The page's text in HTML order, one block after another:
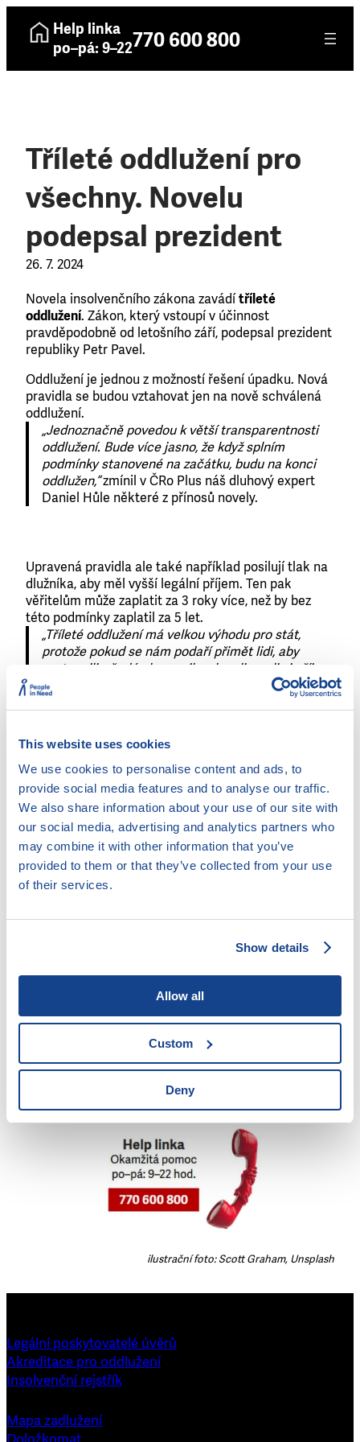
This website uses cookies
We use cookies to personalise content and ads, to
provide social media features and to analyse our traffic.
We also share information about your use of our site with
our social media, advertising and analytics partners who
may combine it with other information that you’ve
provided to them or that they’ve collected from your use
of their services.
Show details
Allow all
Custom
Deny
Help linka
po–pá: 9–22770 600 800
Tříleté oddlužení pro
všechny. Novelu
podepsal prezident
26. 7. 2024
Novela insolvenčního zákona zavádítříleté
oddlužení. Zákon, který vstoupí v účinnost
pravděpodobně od letošního září, podepsal prezident
republiky Petr Pavel.
Oddlužení je jednou z možností řešení úpadku. Nová
pravidla se budou vztahovat jen na nově schválená
oddlužení.
„Jednoznačně povedou k větší transparentnosti
oddlužení. Bude více jasno, že když splním
podmínky stanovené na začátku, budu na konci
oddlužen,“zmínil v ČRo Plus náš dluhový expert
Daniel Hůle některé z přínosů novely.
Upravená pravidla ale také například posilují tlak na
dlužníka, aby měl vyšší legální příjem. Ten pak
věřitelům může zaplatit za 3 roky více, než by bez
této podmínky zaplatil za 5 let.
„Tříleté oddlužení má velkou výhodu pro stát,
protože pokud se nám podaří přimět lidi, aby
vystoupili z šedé ekonomiky, zlegalizovali si příjem
a vstoupili do oddlužení, pak stát i u člověka, který
Dosud byl základním předpokladem oddlužení
během pěti let uhrazení aspoň 30 % dluhů. Pokud
dlužník zaplatil méně, o oddlužení rozhodl soud. V
kratší variantě tří let lidé museli uhradit nejméně 60
% dluhů. Tříletá lhůta se vztahovala i na seniory, lidi
se zdravotním postižením nebo s dluhy z dětství.
zpřísňují. Pokud se oddlužený člověk dostane znovu
do dluhů, do stejného procesu nesmí vstoupit dalších
12 let, místo nynějších 10 let. Zároveň platí, že pokud
člověk vstoupí do oddlužení v období 20 let po
osvobození od placení zbývajících pohledávek, musí
už plnit splátkový kalendář pěti let.
Pro více informací se můžete obrátit na naši help
linku 770 600 800.
ilustrační foto: Scott Graham, Unsplash
Legální poskytovatelé úvěrů
Akreditace pro oddlužení
Insolvenční rejstřík
Mapa zadlužení